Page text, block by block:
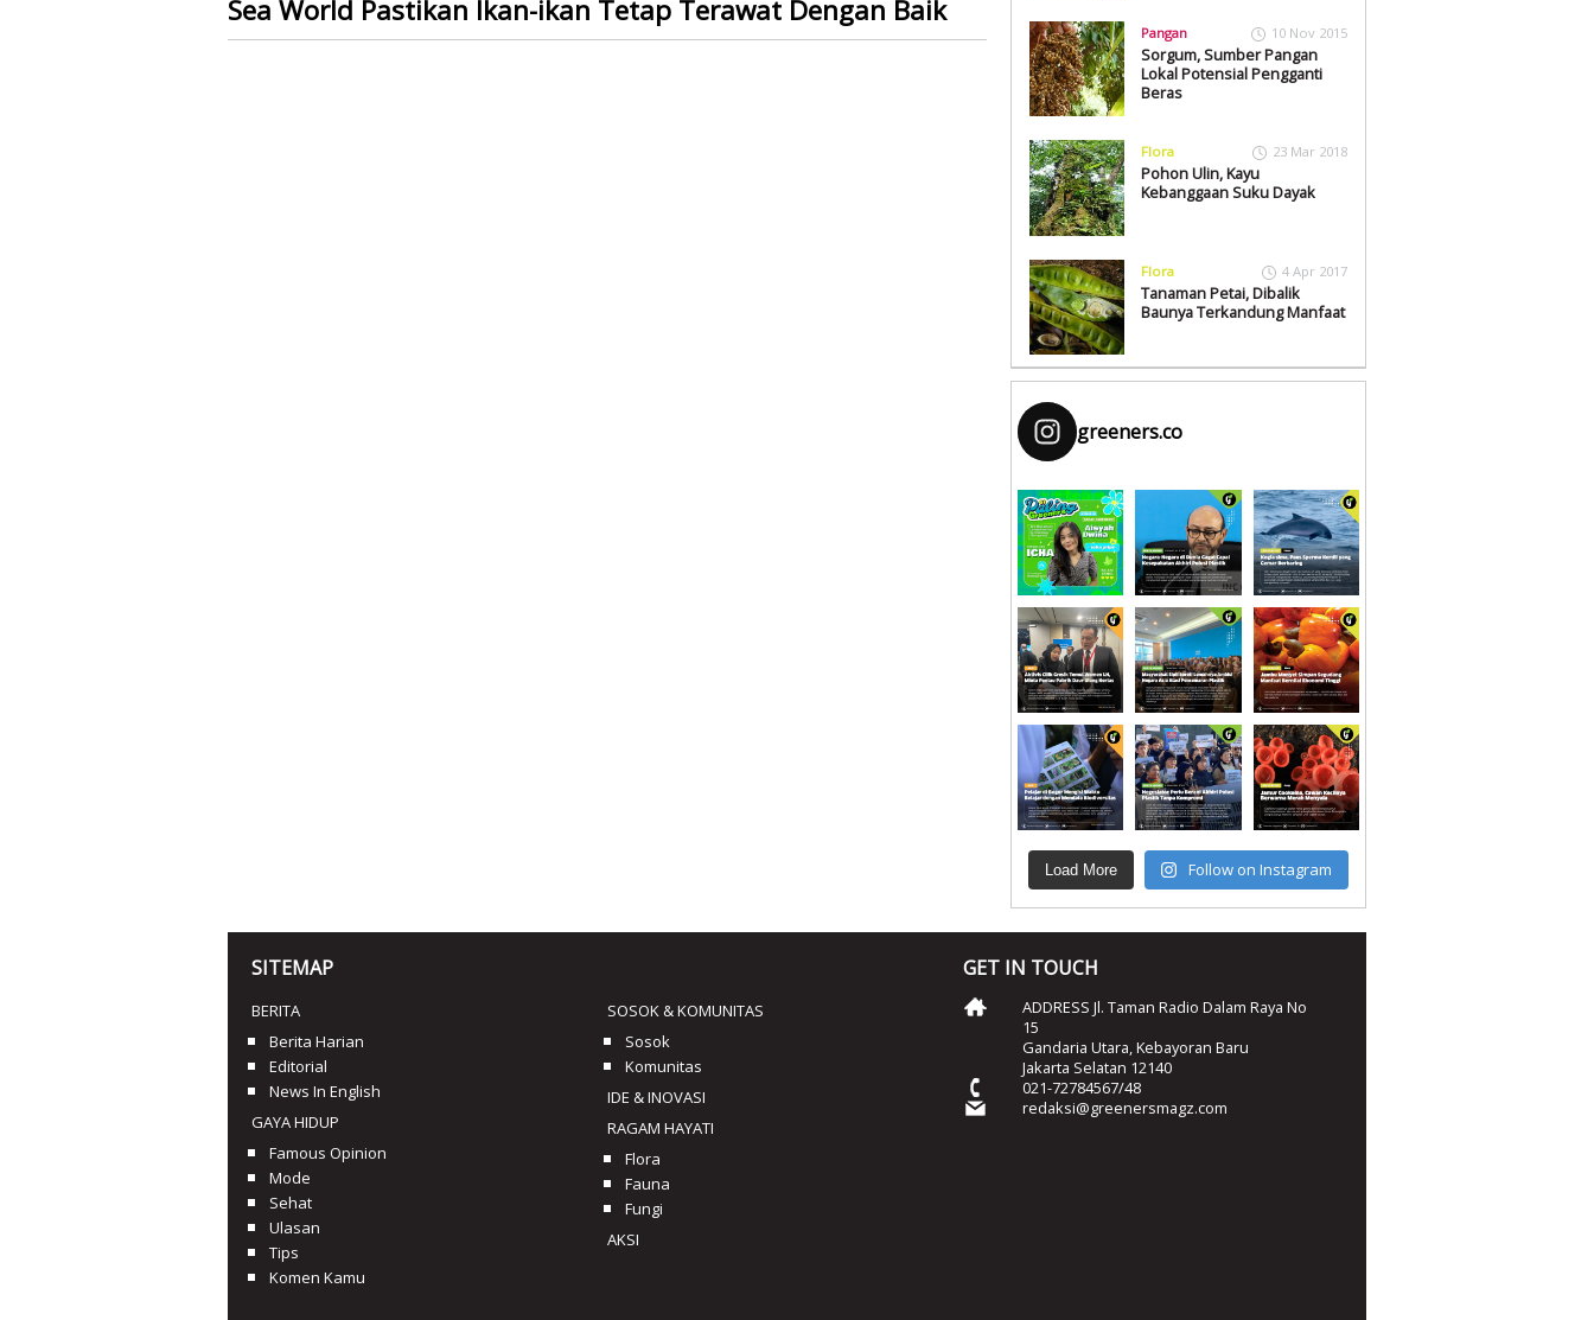
Sea World Pastikan Ikan-ikan Tetap Terawat Dengan Baik
Pangan 10 Nov 2015
Sorgum, Sumber Pangan
Lokal Potensial Pengganti
Beras
Flora 23 Mar 2018
Pohon Ulin, Kayu
Kebanggaan Suku Dayak
Flora 4 Apr 2017
Tanaman Petai, Dibalik
Baunya Terkandung Manfaat
greeners.co
Load More Follow on Instagram
SITEMAP
BERITA
Berita Harian
Editorial
News In English
GAYA HIDUP
Famous Opinion
Mode
Sehat
Ulasan
Tips
Komen Kamu
SOSOK & KOMUNITAS
Sosok
Komunitas
IDE & INOVASI
RAGAM HAYATI
Flora
Fauna
Fungi
AKSI
GET IN TOUCH
ADDRESS Jl. Taman Radio Dalam Raya No
15
Gandaria Utara, Kebayoran Baru
Jakarta Selatan 12140
021-72784567/48
redaksi@greenersmagz.com